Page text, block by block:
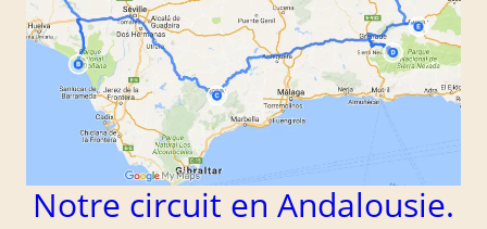
Notre circuit en Andalousie.